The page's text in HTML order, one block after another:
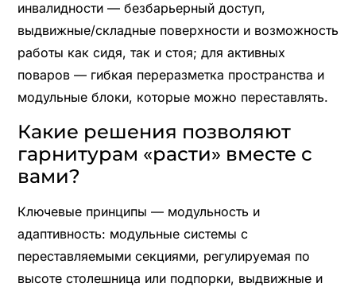
инвалидности — безбарьерный доступ,
выдвижные/складные поверхности и возможность
работы как сидя, так и стоя; для активных
поваров — гибкая переразметка пространства и
модульные блоки, которые можно переставлять.
Какие решения позволяют
гарнитурам «расти» вместе с
вами?
Ключевые принципы — модульность и
адаптивность: модульные системы с
переставляемыми секциями, регулируемая по
высоте столешница или подпорки, выдвижные и